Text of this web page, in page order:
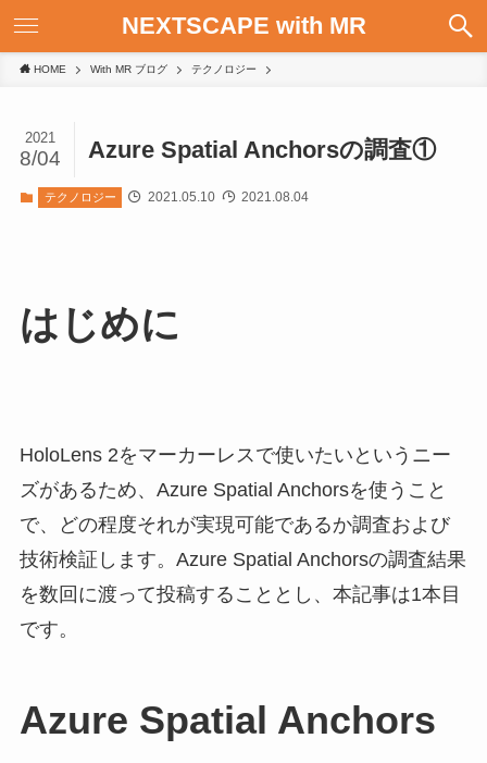
NEXTSCAPE with MR
HOME With MR ブログ テクノロジー
Azure Spatial Anchorsの調査①
2021
8/04
テクノロジー 2021.05.10 2021.08.04
はじめに
HoloLens 2をマーカーレスで使いたいというニー
ズがあるため、Azure Spatial Anchorsを使うこと
で、どの程度それが実現可能であるか調査および
技術検証します。Azure Spatial Anchorsの調査結果
を数回に渡って投稿することとし、本記事は1本目
です。
Azure Spatial Anchors